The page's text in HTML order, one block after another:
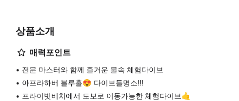
상품소개
매력포인트
전문 마스터와 함께 즐거운 물속 체험다이브
아프라하버 블루홀😍 다이브들명소!!!
프라이빗비치에서 도보로 이동가능한 체험다이브🤙